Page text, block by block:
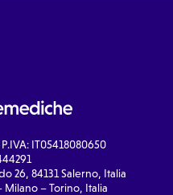
IT05418080650
26, 84131 Salerno, Italia
– Torino, Italia